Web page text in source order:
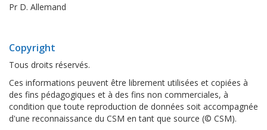
Pr D. Allemand
Copyright
Tous droits réservés.
Ces informations peuvent être librement utilisées et copiées à
des fins pédagogiques et à des fins non commerciales, à
condition que toute reproduction de données soit accompagnée
d'une reconnaissance du CSM en tant que source (© CSM).